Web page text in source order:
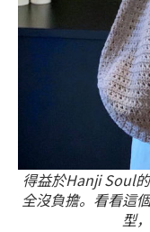
得益於Hanji Soul
全沒負擔。看看這
型